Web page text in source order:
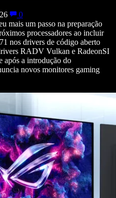
0
mais um passo na preparação
processadores ao incluir
nos drivers de código aberto
RADV Vulkan e RadeonSI
após a introdução do
novos monitores gaming